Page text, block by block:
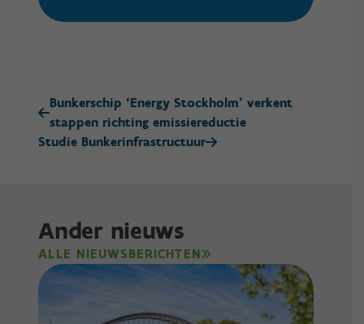
Bunkerschip ‘Energy Stockholm’ verkent
stappen richting emissiereductie
Studie Bunkerinfrastructuur
Ander nieuws
ALLE NIEUWSBERICHTEN